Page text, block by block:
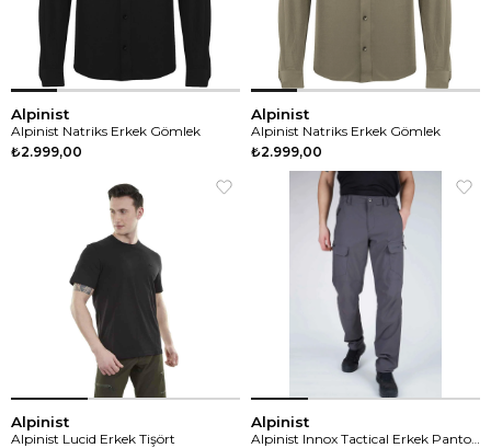
Alpinist
Alpinist Natriks Erkek Gömlek
₺2.999,00
Alpinist
Alpinist Natriks Erkek Gömlek
₺2.999,00
Alpinist
Alpinist Lucid Erkek Tişört
Alpinist